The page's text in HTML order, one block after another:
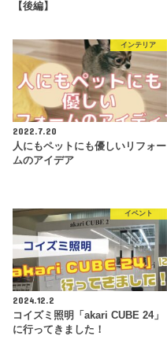
【後編】
インテリア
2022.7.20
人にもペットにも優しいリフォー
ムのアイデア
イベント
2024.12.2
コイズミ照明「akari CUBE 24」
に行ってきました！